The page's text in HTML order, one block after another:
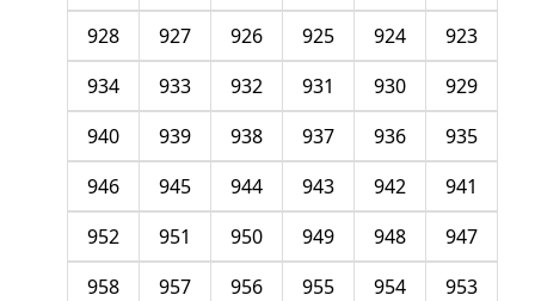
923
924
925
926
927
928
929
930
931
932
933
934
935
936
937
938
939
940
941
942
943
944
945
946
947
948
949
950
951
952
953
954
955
956
957
958